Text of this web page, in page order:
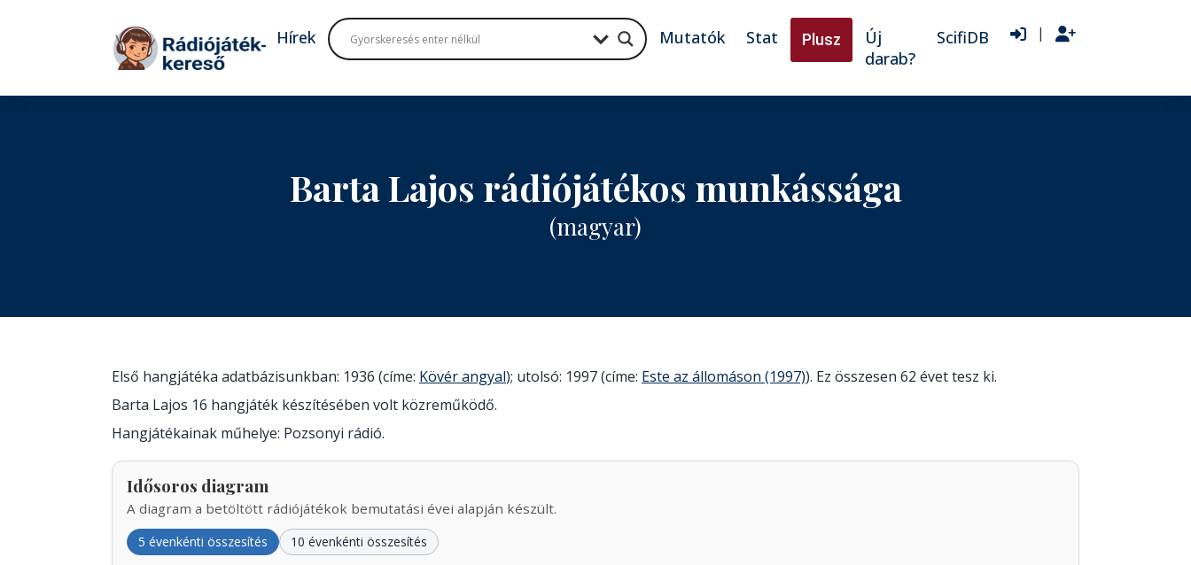
Tovább a tartalomhoz
Hírek Mutatók Stat Plusz
Új
darab?
ScifiDB |
Barta Lajos rádiójátékos munkássága
(magyar)
Első hangjátéka adatbázisunkban: 1936 (címe: Kövér angyal); utolsó: 1997 (címe: Este az állomáson (1997)). Ez összesen 62 évet tesz ki.
Barta Lajos 16 hangjáték készítésében volt közreműködő.
Hangjátékainak műhelye: Pozsonyi rádió.
Idősoros diagram
A diagram a betöltött rádiójátékok bemutatási évei alapján készült.
5 évenkénti összesítés 10 évenkénti összesítés